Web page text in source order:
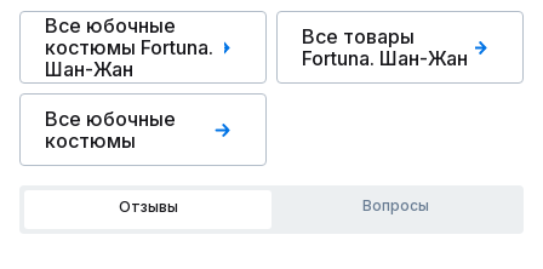
Все юбочные
костюмы Fortuna.
Шан-Жан
Все товары
Fortuna. Шан-Жан
Все юбочные
костюмы
Отзывы Вопросы